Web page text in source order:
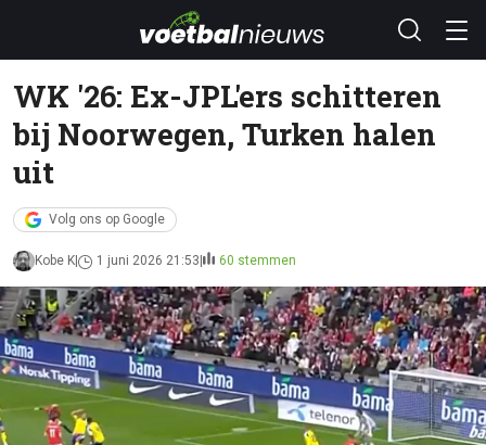
WK '26: Ex-JPL'ers schitteren
bij Noorwegen, Turken halen
uit
Volg ons op Google
Kobe K 1 juni 2026 21:53 60 stemmen